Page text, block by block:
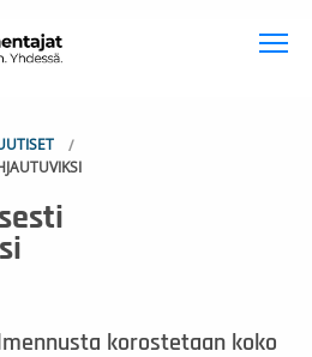
korostetaan koko